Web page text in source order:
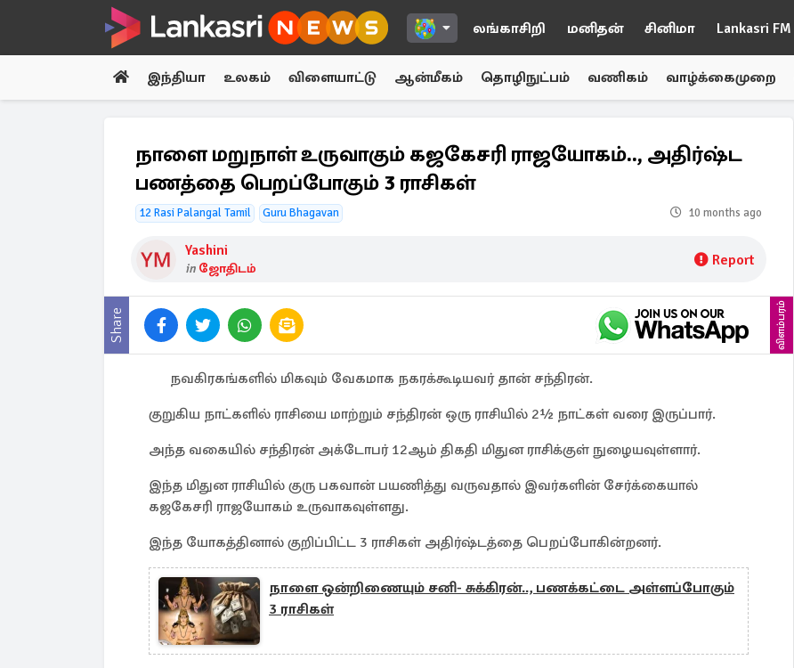
லங்காசிறி மனிதன் சினிமா Lankasri FM
இந்தியா உலகம் விளையாட்டு ஆன்மீகம் தொழிநுட்பம் வணிகம் வாழ்க்கைமுறை
நாளை மறுநாள் உருவாகும் கஜகேசரி ராஜயோகம்.., அதிர்ஷ்ட
பணத்தை பெறப்போகும் 3 ராசிகள்
12 Rasi Palangal Tamil Guru Bhagavan 10 months ago
Yashini
in ஜோதிடம் Report
Share விளம்பரம்
நவகிரகங்களில் மிகவும் வேகமாக நகரக்கூடியவர் தான் சந்திரன்.
குறுகிய நாட்களில் ராசியை மாற்றும் சந்திரன் ஒரு ராசியில் 2½ நாட்கள் வரை இருப்பார்.
அந்த வகையில் சந்திரன் அக்டோபர் 12ஆம் திகதி மிதுன ராசிக்குள் நுழையவுள்ளார்.
இந்த மிதுன ராசியில் குரு பகவான் பயணித்து வருவதால் இவர்களின் சேர்க்கையால்
கஜகேசரி ராஜயோகம் உருவாகவுள்ளது.
இந்த யோகத்தினால் குறிப்பிட்ட 3 ராசிகள் அதிர்ஷ்டத்தை பெறப்போகின்றனர்.
நாளை ஒன்றிணையும் சனி- சுக்கிரன்.., பணக்கட்டை அள்ளப்போகும்
3 ராசிகள்